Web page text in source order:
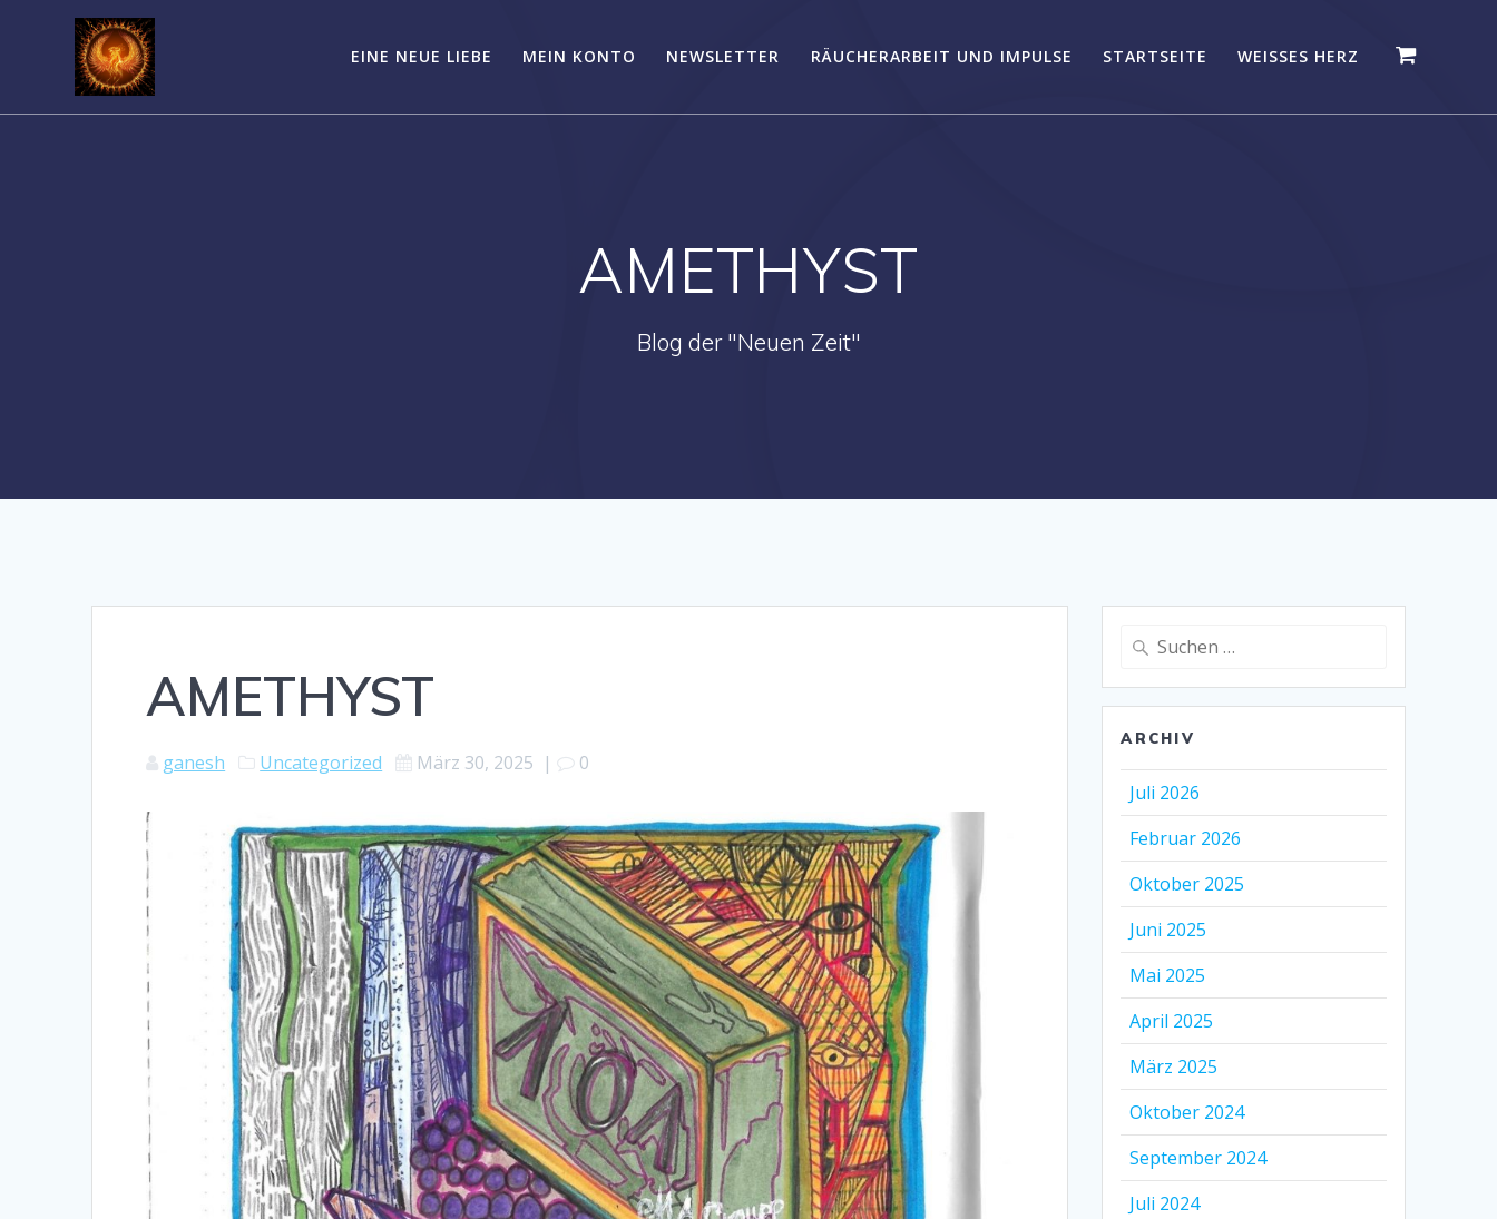
EINE NEUE LIEBE MEIN KONTO NEWSLETTER RÄUCHERARBEIT UND IMPULSE STARTSEITE WEISSES HERZ
AMETHYST
Blog der "Neuen Zeit"
AMETHYST
ganesh Uncategorized März 30, 2025 | 0
Suche
ARCHIV
Juli 2026
Februar 2026
Oktober 2025
Juni 2025
Mai 2025
April 2025
März 2025
Oktober 2024
September 2024
Juli 2024